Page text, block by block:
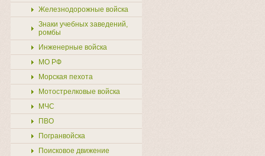
Железнодорожные войска
Знаки учебных заведений,
ромбы
Инженерные войска
МО РФ
Морская пехота
Мотострелковые войска
МЧС
ПВО
Погранвойска
Поисковое движение